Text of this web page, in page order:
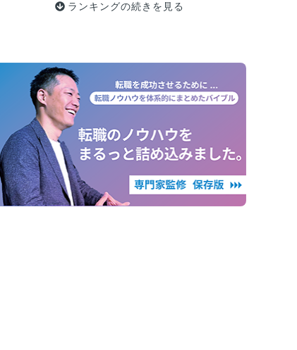
ランキングの続きを見る